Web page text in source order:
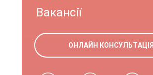
Вакансії
ОНЛАЙН КОНСУЛЬТАЦІЯ